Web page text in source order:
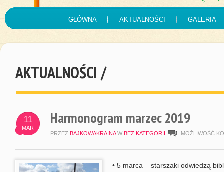
GŁÓWNA AKTUALNOŚCI GALERIA
AKTUALNOŚCI /
11
MAR
Harmonogram marzec 2019
PRZEZ BAJKOWAKRAINA W BEZ KATEGORII MOŻLIWOŚĆ
• 5 marca – starszaki odwiedzą